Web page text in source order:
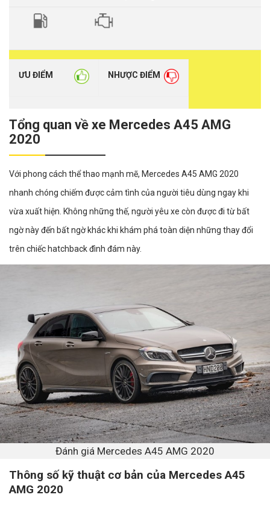
ƯU ĐIỂM NHƯỢC ĐIỂM
Tổng quan về xe Mercedes A45 AMG
2020
Với phong cách thể thao mạnh mẽ, Mercedes A45 AMG 2020
nhanh chóng chiếm được cảm tình của người tiêu dùng ngay khi
vừa xuất hiện. Không những thế, người yêu xe còn được đi từ bất
ngờ này đến bất ngờ khác khi khám phá toàn diện những thay đổi
trên chiếc hatchback đình đám này.
Đánh giá Mercedes A45 AMG 2020
Thông số kỹ thuật cơ bản của Mercedes A45
AMG 2020